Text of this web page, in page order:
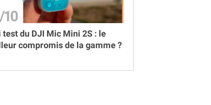
test du DJI Mic Mini 2S : le
compromis de la gamme ?